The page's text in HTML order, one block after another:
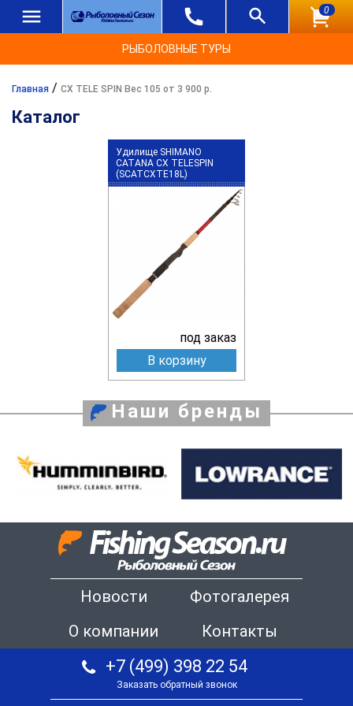
0
РЫБОЛОВНЫЕ ТУРЫ
Главная / CX TELE SPIN Вес 105 от 3 900 р.
Каталог
Удилище SHIMANO
CATANA CX TELESPIN
(SCATCXTE18L)
под заказ
В корзину
Наши бренды
Новости
Фотогалерея
О компании
Контакты
+7 (499) 398 22 54
Заказать обратный звонок